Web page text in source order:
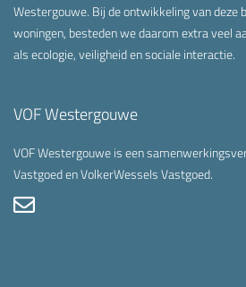
Westergouwe. Bij de ontwikkeling van deze
woningen, besteden we daarom extra veel
als ecologie, veiligheid en sociale interactie.
VOF Westergouwe
VOF Westergouwe is een
Vastgoed en VolkerWessels Vastgoed.